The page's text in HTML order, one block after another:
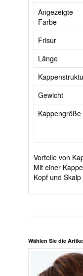
Angezeigte
Farbe
Frisur
Länge
Gewicht
Kappengröße
Vorteile von
Mit einer
Kopf und
Wählen Sie die